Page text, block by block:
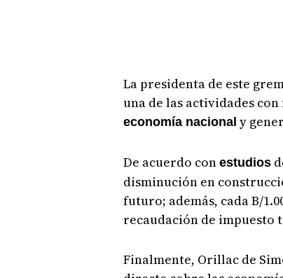
La presidenta de este
una de las actividades
economía nacional y
De acuerdo con estudios
disminución en
futuro; además, cada B/
recaudación de
Finalmente, Orillac de